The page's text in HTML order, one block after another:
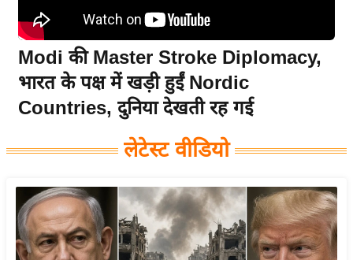
रा
ष्ट्री
य
अं
त
ष्ट्री
बि
ज़
ने
Modi की Master Stroke Diplomacy,
भारत के पक्ष में खड़ी हुईं Nordic
Countries, दुनिया देखती रह गई
लेटेस्ट वीडियो